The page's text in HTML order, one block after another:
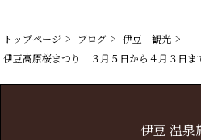
トップページ ブログ
伊豆　観光
伊豆高原桜まつり　３月５日から４月３日ま
伊豆 温泉